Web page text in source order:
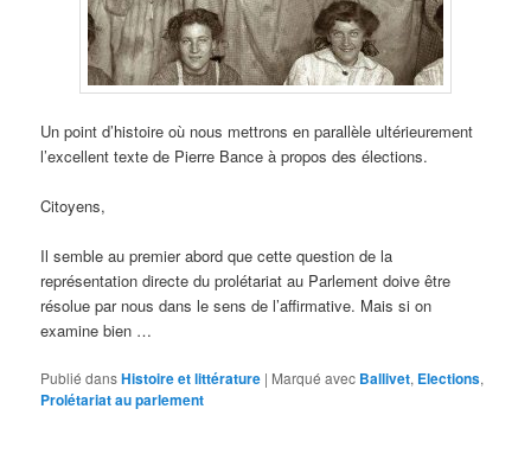
Un point d’histoire où nous mettrons en parallèle ultérieurement
l’excellent texte de Pierre Bance à propos des élections.
Citoyens,
Il semble au premier abord que cette question de la
représentation directe du prolétariat au Parlement doive être
résolue par nous dans le sens de l’affirmative. Mais si on
examine bien …
Publié dansHistoire et littérature | Marqué avec Ballivet, Elections,
Prolétariat au parlement